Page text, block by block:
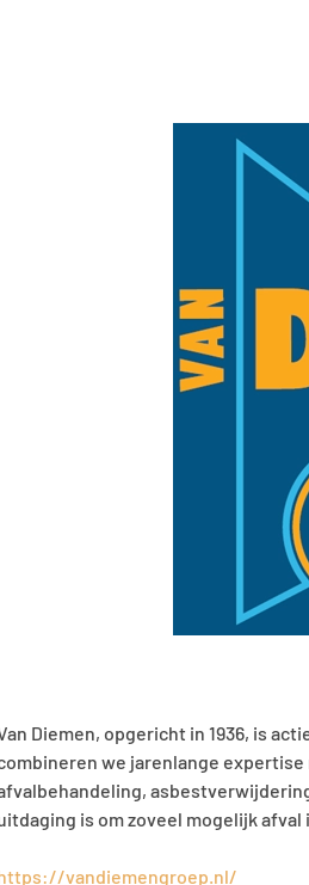
Diemen, opgericht in 1936, is
we jarenlange
is om zoveel mogelijk
vandiemengroep.nl/